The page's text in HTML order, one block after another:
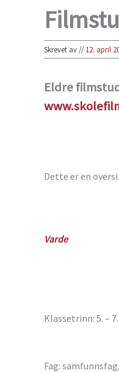
Skrevet av//12. april
Eldre
Dette er en
Varde
Klassetrinn: 5. –
Fag: